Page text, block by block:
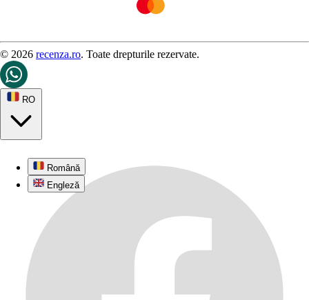
© 2026 recenza.ro. Toate drepturile rezervate.
RO
Română
Engleză